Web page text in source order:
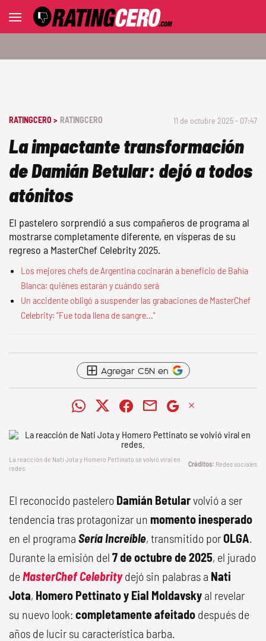
RATINGCERO > RATINGCERO 11 de octubre 2025 - 07:47
La impactante transformación
de Damián Betular: dejó a todos
atónitos
El pastelero sorprendió a sus compañeros de programa al
mostrarse completamente diferente, en vísperas de su
regreso a MasterChef Celebrity 2025.
Los mejores chefs de Argentina cocinarán a beneficio de Bahía
Blanca: quiénes estarán y cuándo será
Un accidente obligó a suspender las grabaciones de MasterChef
Celebrity: "Fue toda llena de sangre..."
Agregar C5N en
La reacción de Nati Jota y Homero Pettinato se volvió viral en
redes.
Redes sociales
El reconocido pastelero Damián Betularvolvió a ser
tendencia tras protagonizar un momento inesperado
en el programa Sería Increíble, transmitido porOLGA.
Durante la emisión del 7 de octubre de 2025, el jurado
deMasterChef Celebritydejó sin palabras a Nati
Jota, Homero Pettinato y Eial Moldavsky al revelar
su nuevo look: completamente afeitado después de
años de lucir su característica barba.